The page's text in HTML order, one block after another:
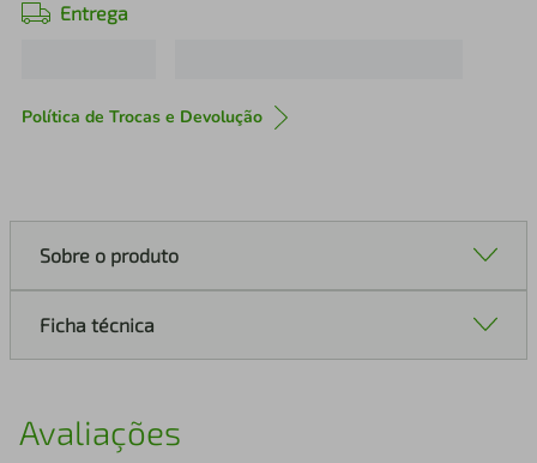
Entrega
Política de Trocas e Devolução
Sobre o produto
Ficha técnica
Avaliações